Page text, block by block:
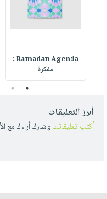
Ramadan Agenda :
مفكرة
1
2
أبرز التعليقات
أكتب تعليقاتك وشارك أراءك مع